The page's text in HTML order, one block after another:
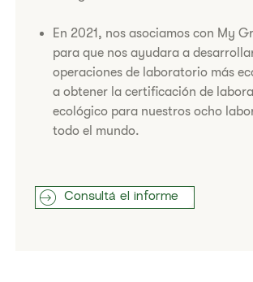
​En 2021, nos asociamos con My
para que nos ayudara a
operaciones de laboratorio más
a obtener la certificación de
ecológico para nuestros ocho
todo el mundo.
Consultá el informe